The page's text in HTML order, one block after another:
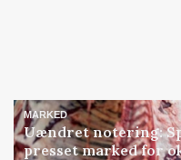
MARKED
Uændret notering:
presset marked for